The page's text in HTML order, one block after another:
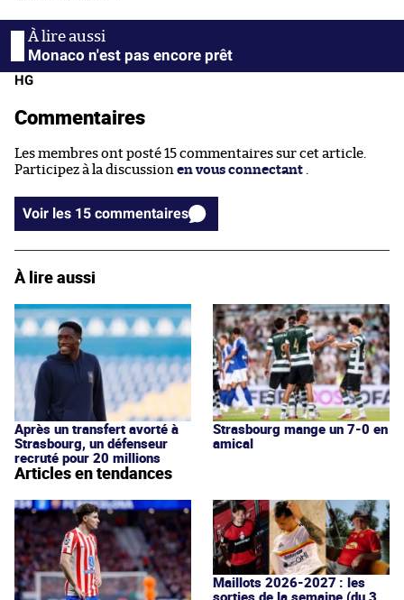
Monaco n'est pas encore prêt
HG
Commentaires
Les membres ont posté 15 commentaires sur cet article.
Participez à la discussion en vous connectant
Voir les 15 commentaires
À lire aussi
Après un transfert avorté à
Strasbourg, un défenseur
recruté pour 20 millions
Strasbourg mange un 7-0 en
amical
Articles en tendances
Maillots 2026-2027 : les